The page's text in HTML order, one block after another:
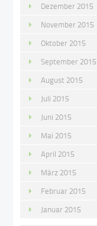
Dezember 2015
November 2015
Oktober 2015
September 2015
August 2015
Juli 2015
Juni 2015
Mai 2015
April 2015
März 2015
Februar 2015
Januar 2015